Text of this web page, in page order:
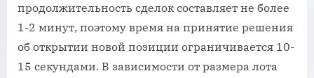
продолжительность сделок составляет не более
1-2 минут, поэтому время на принятие решения
об открытии новой позиции ограничивается 10-
15 секундами. В зависимости от размера лота